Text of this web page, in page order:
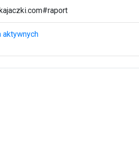
aktywnych